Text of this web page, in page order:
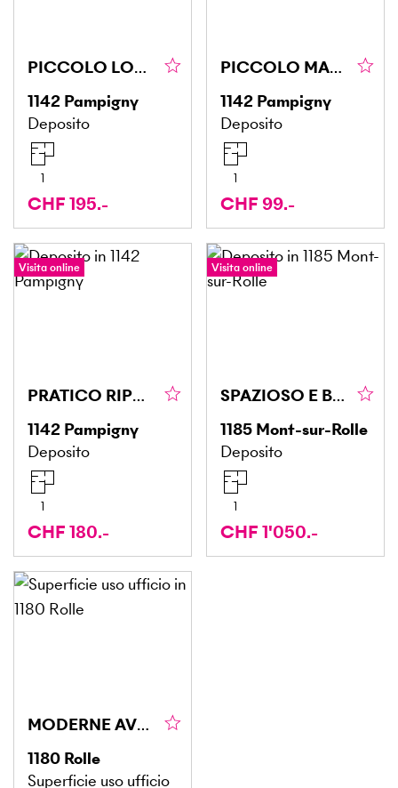
PICCOLO LOCALE DISPONIBILE IMMEDIATAMENTE! (159)
1142 Pampigny
Deposito
1
CHF 195.-
PICCOLO MAGAZZINO (157)
1142 Pampigny
Deposito
1
CHF 99.-
Visita online
PRATICO RIPOSTIGLIO (173)
1142 Pampigny
Deposito
1
CHF 180.-
Visita online
SPAZIOSO E BEN POSIZIONATO
1185 Mont-sur-Rolle
Deposito
1
CHF 1'050.-
MODERNE AVEC SOLUTION DE SERVICE ADAPTÉ
1180 Rolle
Superficie uso ufficio